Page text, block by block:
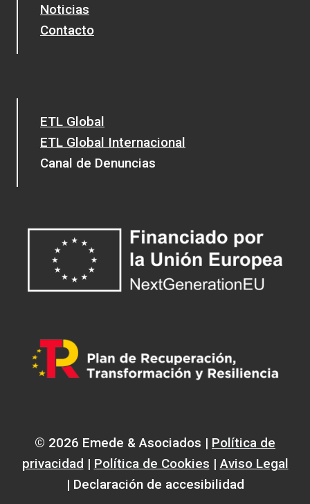
Noticias
Contacto
ETL Global
ETL Global Internacional
Canal de Denuncias
© 2026 Emede & Asociados | Política de
privacidad | Política de Cookies |Aviso Legal
| Declaración de accesibilidad